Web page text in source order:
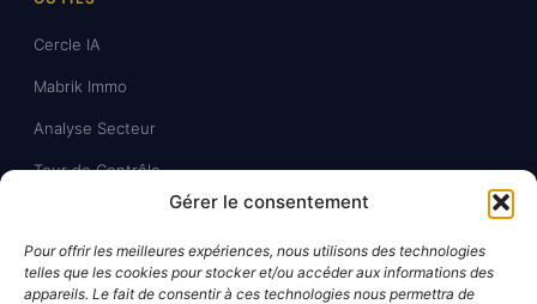
Gérer le consentement
Pour offrir les meilleures expériences, nous utilisons des technologies
telles que les cookies pour stocker et/ou accéder aux informations des
appareils. Le fait de consentir à ces technologies nous permettra de
Cercle IA
Mabrik Immo
Analyse Secteur
Tour de Contrôle
Blog